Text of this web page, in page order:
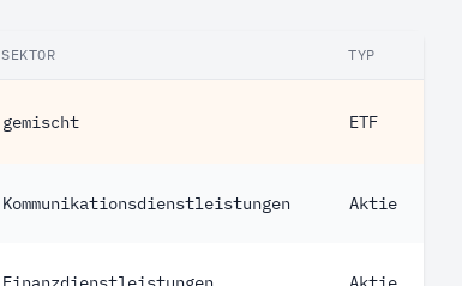
SEKTOR TYP
gemischt ETF
Kommunikationsdienstleistungen Aktie